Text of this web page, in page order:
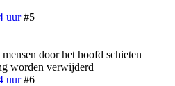
uur #5
door het hoofd schieten
worden verwijderd
uur #6